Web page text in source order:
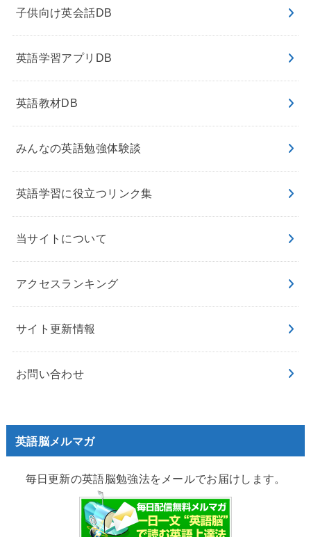
子供向け英会話DB
英語学習アプリDB
英語教材DB
みんなの英語勉強体験談
英語学習に役立つリンク集
当サイトについて
アクセスランキング
サイト更新情報
お問い合わせ
英語脳メルマガ
毎日更新の英語脳勉強法をメールでお届けします。